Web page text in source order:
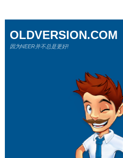
OLDVERSION.COM
因为NEER并不总是更好!